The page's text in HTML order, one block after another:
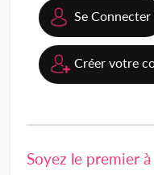
Se Connecter
Créer votre
Soyez le premier